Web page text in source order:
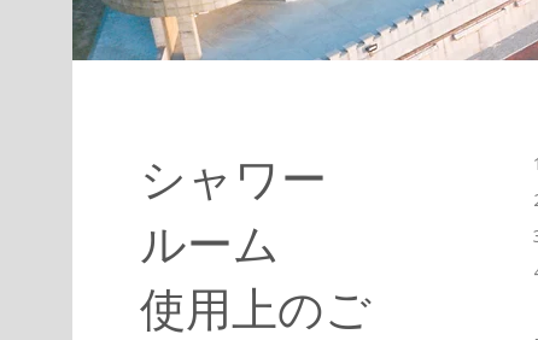
シャワー
ルーム
使用上のご